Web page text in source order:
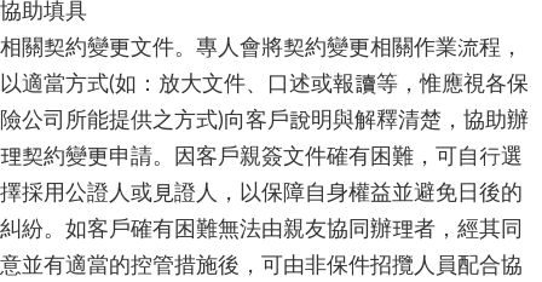
協助填具
相關契約變更文件。專人會將契約變更相關作業流程，
以適當方式(如：放大文件、口述或報讀等，惟應視各保
險公司所能提供之方式)向客戶說明與解釋清楚，協助辦
理契約變更申請。因客戶親簽文件確有困難，可自行選
擇採用公證人或見證人，以保障自身權益並避免日後的
糾紛。如客戶確有困難無法由親友協同辦理者，經其同
意並有適當的控管措施後，可由非保件招攬人員配合協